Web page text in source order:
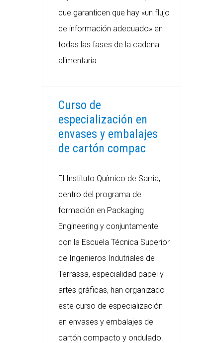
que garanticen que hay «un flujo
de información adecuado» en
todas las fases de la cadena
alimentaria.
Curso de
especialización en
envases y embalajes
de cartón compac
El Instituto Químico de Sarria,
dentro del programa de
formación en Packaging
Engineering y conjuntamente
con la Escuela Técnica Superior
de Ingenieros Indutriales de
Terrassa, especialidad papel y
artes gráficas, han organizado
este curso de especialización
en envases y embalajes de
cartón compacto y ondulado.